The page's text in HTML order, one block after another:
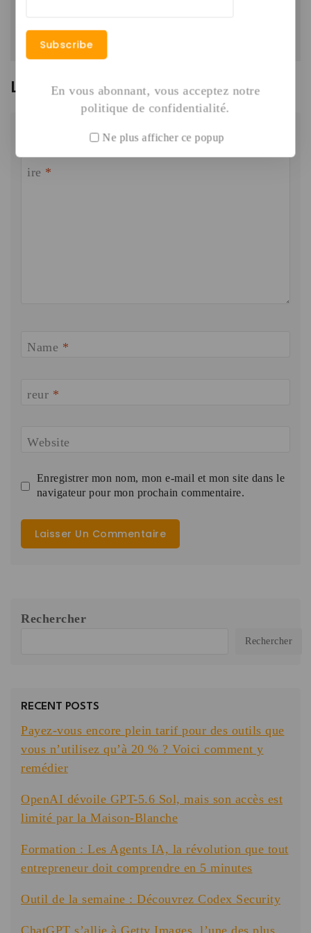
Laisser un commentaire
obligatoires sont indiqués avec*
ire *
Name *
reur *
Website
Enregistrer mon nom, mon e-mail et mon site dans le
navigateur pour mon prochain commentaire.
Rechercher
Rechercher
RECENT POSTS
Payez-vous encore plein tarif pour des outils que
vous n’utilisez qu’à 20 % ? Voici comment y
remédier
OpenAI dévoile GPT-5.6 Sol, mais son accès est
limité par la Maison-Blanche
Formation : Les Agents IA, la révolution que tout
entrepreneur doit comprendre en 5 minutes
Outil de la semaine : Découvrez Codex Security
En vous abonnant, vous acceptez notre
politique de confidentialité.
Ne plus afficher ce popup